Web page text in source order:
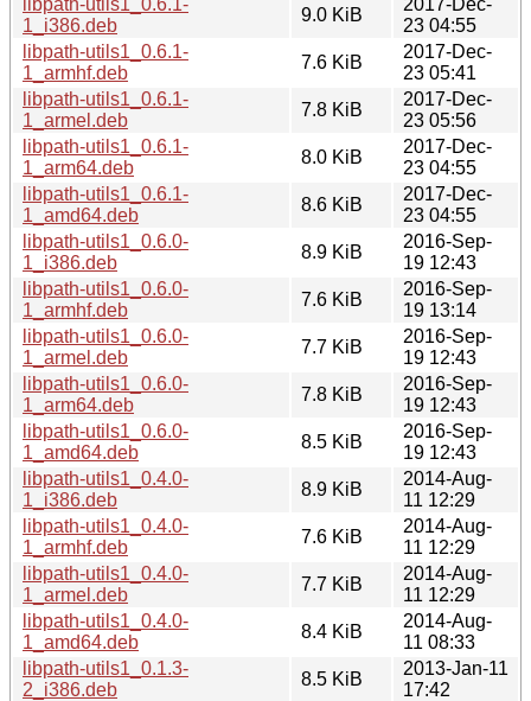
1_i386.deb
9.0 KiB
23 04:55
libpath-utils1_0.6.1-
1_armhf.deb
7.6 KiB
2017-Dec-
23 05:41
libpath-utils1_0.6.1-
1_armel.deb
7.8 KiB
2017-Dec-
23 05:56
libpath-utils1_0.6.1-
1_arm64.deb
8.0 KiB
2017-Dec-
23 04:55
libpath-utils1_0.6.1-
1_amd64.deb
8.6 KiB
2017-Dec-
23 04:55
libpath-utils1_0.6.0-
1_i386.deb
8.9 KiB
2016-Sep-
19 12:43
libpath-utils1_0.6.0-
1_armhf.deb
7.6 KiB
2016-Sep-
19 13:14
libpath-utils1_0.6.0-
1_armel.deb
7.7 KiB
2016-Sep-
19 12:43
libpath-utils1_0.6.0-
1_arm64.deb
7.8 KiB
2016-Sep-
19 12:43
libpath-utils1_0.6.0-
1_amd64.deb
8.5 KiB
2016-Sep-
19 12:43
libpath-utils1_0.4.0-
1_i386.deb
8.9 KiB
2014-Aug-
11 12:29
libpath-utils1_0.4.0-
1_armhf.deb
7.6 KiB
2014-Aug-
11 12:29
libpath-utils1_0.4.0-
1_armel.deb
7.7 KiB
2014-Aug-
11 12:29
libpath-utils1_0.4.0-
1_amd64.deb
8.4 KiB
2014-Aug-
11 08:33
libpath-utils1_0.1.3-
2_i386.deb
8.5 KiB
2013-Jan-11
17:42